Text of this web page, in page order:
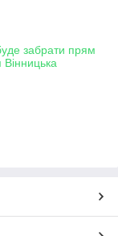
забрати прям